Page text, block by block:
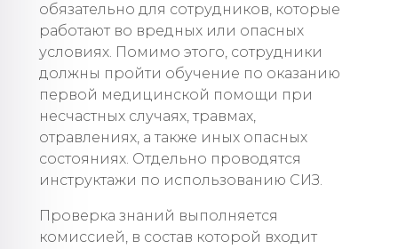
обязательно для сотрудников, которые
работают во вредных или опасных
условиях. Помимо этого, сотрудники
должны пройти обучение по оказанию
первой медицинской помощи при
несчастных случаях, травмах,
отравлениях, а также иных опасных
состояниях. Отдельно проводятся
инструктажи по использованию СИЗ.
Проверка знаний выполняется
комиссией, в состав которой входит